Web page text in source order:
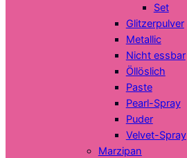
Set
Glitzerpulver
Metallic
Nicht essbar
Öllöslich
Paste
Pearl-Spray
Puder
Velvet-Spray
Marzipan